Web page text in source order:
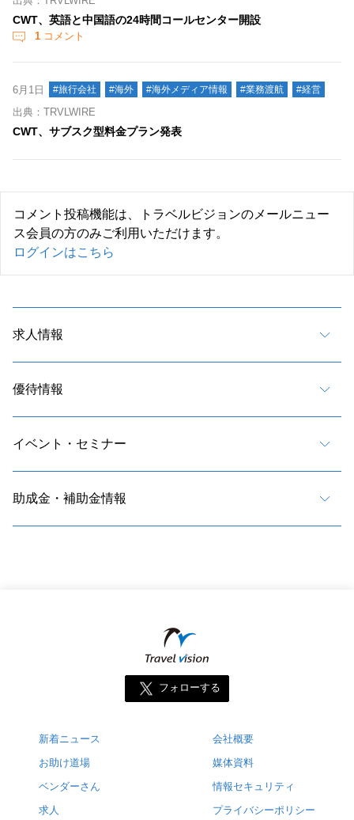
CWT、英語と中国語の24時間コールセンター開設
1 コメント
6月1日 #旅行会社 #海外 #海外メディア情報 #業務渡航 #経営
出典：TRVLWIRE
CWT、サブスク型料金プラン発表
コメント投稿機能は、トラベルビジョンのメールニュー
ス会員の方のみご利用いただけます。
ログインはこちら
求人情報
優待情報
イベント・セミナー
助成金・補助金情報
フォローする
新着ニュース
お助け道場
ベンダーさん
求人
会社概要
媒体資料
情報セキュリティ
プライバシーポリシー